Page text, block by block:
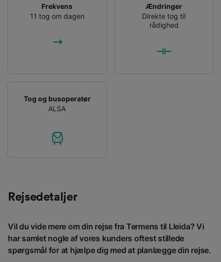
Frekvens
11 tog om dagen
Ændringer
Direkte tog til
rådighed
Tog og busoperatør
ALSA
Rejsedetaljer
Vil du vide mere om din rejse fra Termens til Lleida? Vi
har samlet nogle af vores kunders oftest stillede
spørgsmål for at hjælpe dig med at planlægge din rejse.